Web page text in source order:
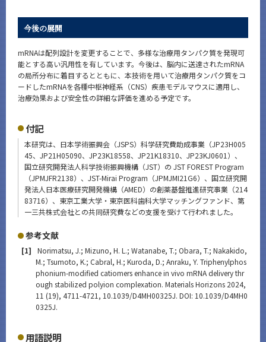
今後の展開
mRNAは配列設計を変更することで、多様な治療用タンパク質を発現可
能とする高い汎用性を有しています。今後は、脳内に送達されたmRNA
の局所分布に着目するとともに、本技術を用いて治療用タンパク質をコ
ードしたmRNAを各種中枢神経系（CNS）疾患モデルマウスに適用し、
治療効果および安全性の詳細な評価を進める予定です。
付記
本研究は、日本学術振興会（JSPS）科学研究費助成事業（JP23H005
45、JP21H05090、JP23K18558、JP21K18310、JP23KJ0601）、
国立研究開発法人科学技術振興機構（JST）の JST FOREST Program
（JPMJFR2138）、JST-Mirai Program（JPMJMI21G6）、国立研究開
発法人日本医療研究開発機構（AMED）の創薬基盤推進研究事業（214
83716）、東京工業大学・東京医科歯科大学マッチングファンド、第
一三共株式会社との共同研究費などの支援を受けて行われました。
参考文献
[1]
Norimatsu, J.; Mizuno, H. L.; Watanabe, T.; Obara, T.; Nakakido,
M.; Tsumoto, K.; Cabral, H.; Kuroda, D.; Anraku, Y. Triphenylphos
phonium-modified catiomers enhance in vivo mRNA delivery thr
ough stabilized polyion complexation. Materials Horizons 2024,
11 (19), 4711-4721, 10.1039/D4MH00325J. DOI: 10.1039/D4MH0
0325J.
用語説明